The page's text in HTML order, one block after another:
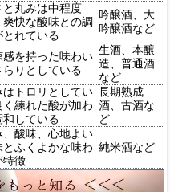
と丸みは中程度
爽快な酸味との調
とれている
吟醸酒、大
吟醸酒など
感を持った味わい
らりとしている
生酒、本醸
造、普通酒
など
はトロリとしてい
く練れた酸が加わ
和している
長期熟成
酒、古酒な
ど
、酸味、心地よい
とふくよかな味わ
特徴
純米酒など